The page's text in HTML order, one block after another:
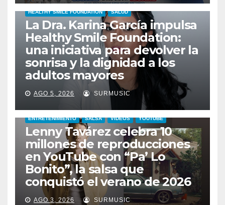
HEALTHY SMILE FOUNDATION SALUD
La Dra. Karina García impulsa
Healthy Smile Foundation:
una iniciativa para devolver la
sonrisa y la dignidad a los
adultos mayores
AGO 5, 2026 SURMUSIC
ENTRETENIMIENTO SALSA VIDEOS YOUTUBE
Lenny Tavárez celebra 10
millones de reproducciones
en YouTube con “Pa’ Lo
Bonito”, la salsa que
conquistó el verano de 2026
AGO 3, 2026 SURMUSIC
CABIMAS ENTRETENIMIENTO TALENTO ZULIANO
VENEZUELA